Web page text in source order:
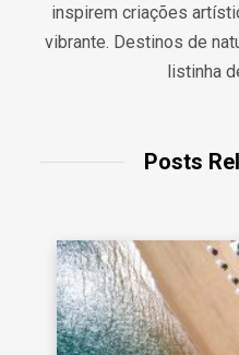
inspirem criações
vibrante. Destinos de
listinha
Posts